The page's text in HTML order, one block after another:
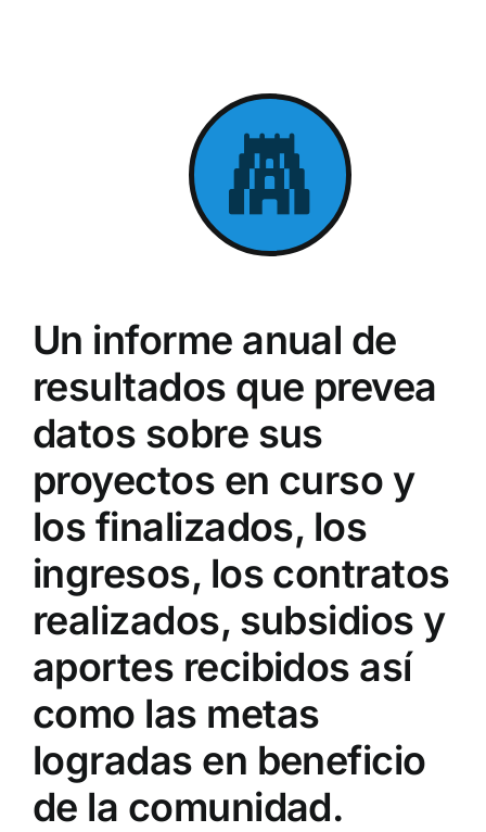
Un informe anual de
resultados que prevea
datos sobre sus
proyectos en curso y
los finalizados, los
ingresos, los contratos
realizados, subsidios y
aportes recibidos así
como las metas
logradas en beneficio
de la comunidad.